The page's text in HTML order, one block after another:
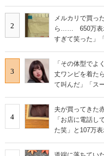
2
メルカリで買っ
ら…… 650万表
すぎて笑った」
3
「その体型で
丈ワンピを着
て叫んだ」「ス
4
夫が買ってき
「お店に電話し
た笑」と107万